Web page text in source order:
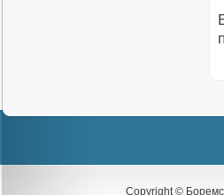
Copyright ©